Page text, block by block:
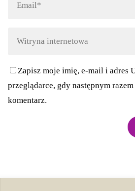
Zapisz moje imię, e-mail i adres
przeglądarce, gdy następnym razem
komentarz.